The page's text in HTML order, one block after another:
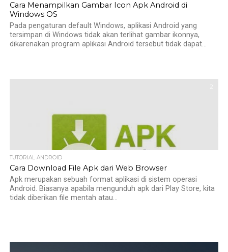
Cara Menampilkan Gambar Icon Apk Android di
Windows OS
Pada pengaturan default Windows, aplikasi Android yang
tersimpan di Windows tidak akan terlihat gambar ikonnya,
dikarenakan program aplikasi Android tersebut tidak dapat...
2
TUTORIAL ANDROID
Cara Download File Apk dari Web Browser
Apk merupakan sebuah format aplikasi di sistem operasi
Android. Biasanya apabila mengunduh apk dari Play Store, kita
tidak diberikan file mentah atau...